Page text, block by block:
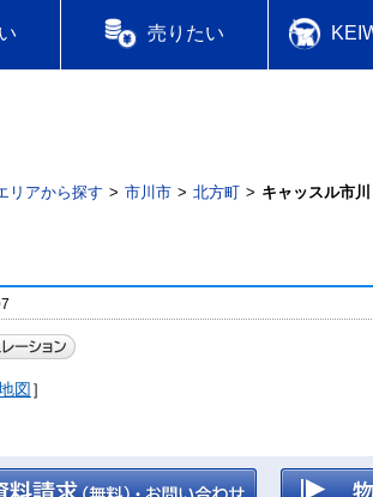
売りたい
リアから探す 市川市 北方町 キャッスル市川
図 ］